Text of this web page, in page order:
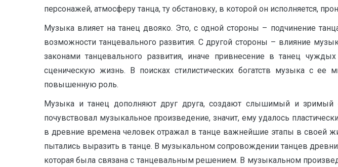
персонажей, атмосферу танца, ту обстановку, в которой он исполняется,
Музыка влияет на танец двояко. Это, с одной стороны – подчинение
возможности танцевального развития. С другой стороны – влияние
законами танцевального развития, иначе привнесение в танец
сценическую жизнь. В поисках стилистических богатств музыка с ее
повышенную роль.
Музыка и танец дополняют друг друга, создают слышимый и зримый
почувствовал музыкальное произведение, значит, ему удалось
в древние времена человек отражал в танце важнейшие этапы в своей
пытались выразить в танце. В музыкальном сопровождении танцев
которая была связана с танцевальным решением. В музыкальном